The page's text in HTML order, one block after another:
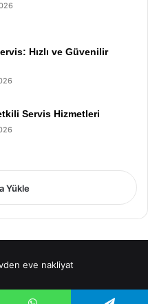
Hızlı ve Güvenilir
Servis Hizmetleri
Yükle
eve nakliyat